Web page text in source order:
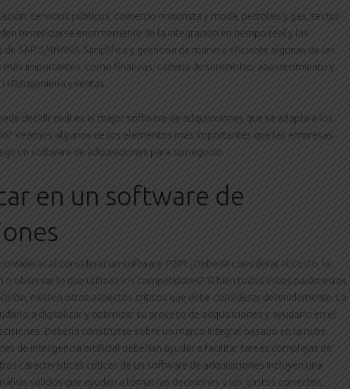
servicios públicos, comercio minorista y moda, petróleo y gas, sector
beneficiarse enormemente de la integración en tiempo real y las
SAP S/4HANA. Simplifica y gestiona de manera eficiente algunas de las
importantes, como finanzas, cadena de suministro, abastecimiento y
ingeniería y ventas.
decidir cuál es el mejor software de adquisiciones que se adapta a los
Veamos algunos de los elementos más importantes que las empresas
un software de adquisiciones para su negocio.
en un software de
al considerar un software P2P? ¿Debería considerar el costo, la
o observar lo que utilizan los competidores? Si bien todos estos parámetros
existen otros aspectos críticos que debe considerar detenidamente. La
a digitalizar y optimizar su proceso de adquisiciones y ayudarlo en el
Debería construirse sobre un marco integral basado en la nube.
de inteligencia artificial deberían ayudar a facilitar tareas complejas de
características críticas de un software de adquisiciones incluyen una
sólidos que ayudan a tomar las decisiones y los gastos correctos,